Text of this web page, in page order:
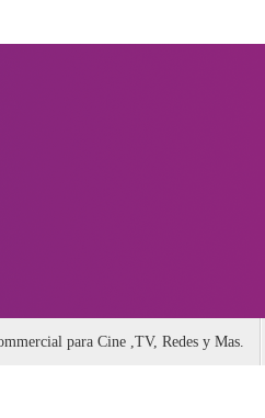
para Cine ,TV, Redes y Mas.